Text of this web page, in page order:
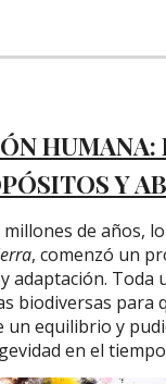
HUMANA:
Y
millones de años,
, comenzó un
adaptación. Toda
biodiversas para
un equilibrio y
en el